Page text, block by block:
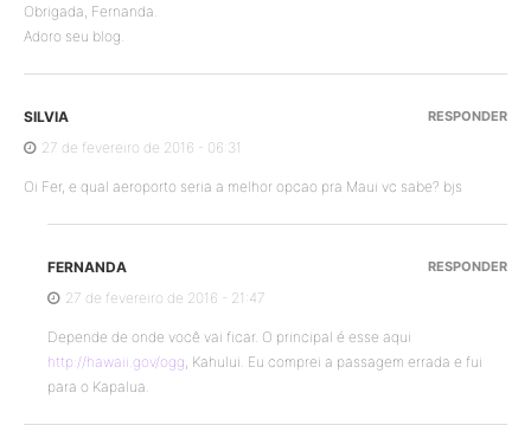
Obrigada, Fernanda.
Adoro seu blog.
SILVIA
27 de fevereiro de 2016 - 06:31
Oi Fer, e qual aeroporto seria a melhor opcao pra Maui vc sabe? bjs
RESPONDER
FERNANDA
27 de fevereiro de 2016 - 21:47
Depende de onde você vai ficar. O principal é esse aqui
http://hawaii.gov/ogg , Kahului. Eu comprei a passagem errada e fui
para o Kapalua.
RESPONDER